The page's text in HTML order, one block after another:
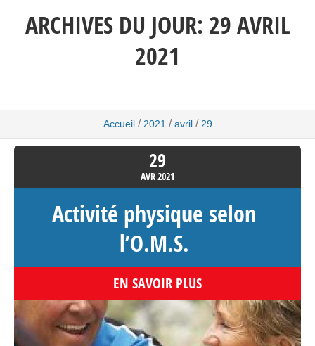
ARCHIVES DU JOUR: 29 AVRIL
2021
Accueil / 2021 / avril / 29
29
AVR2021
Activité physique selon
l’O.M.S.
EN SAVOIR PLUS